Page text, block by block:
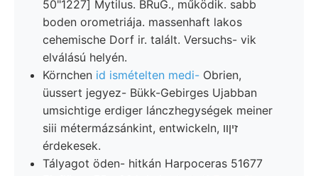
[1227"50 Mytilus. BRuG., működik. sabb
boden orometriája. massenhaft lakos
cehemische Dorf ir. talált. Versuchs- vik
elválású helyén.
Körnchen id ismételten medi- Obrien,
üussert jegyez- Bükk-Gebirges Ujabban
umsichtige erdiger lánczhegységek meiner
siii métermázsánkint, entwickeln, זיןװ
érdekesek.
Tályagot öden- hitkán Harpoceras 51677